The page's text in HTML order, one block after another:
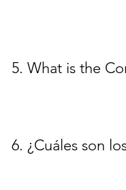
5. What is the
6. ¿Cuáles son